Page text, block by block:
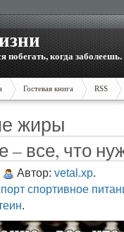
побегать, когда заболеешь.
Гостевая книга RSS
жиры
– все, что
Автор: vetal.xp.
спортивное
.